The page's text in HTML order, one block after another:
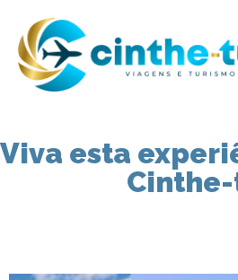
Viva esta